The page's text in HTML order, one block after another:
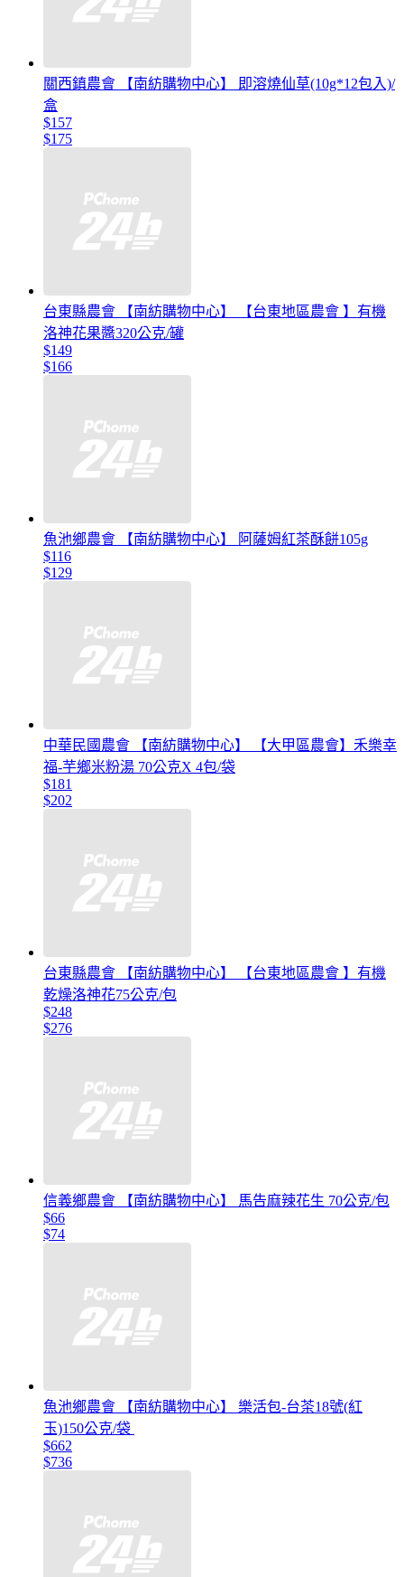
關西鎮農會 【南紡購物中心】 即溶燒仙草(10g*12包入)/
盒
$157
$175
台東縣農會 【南紡購物中心】 【台東地區農會 】有機
洛神花果醬320公克/罐
$149
$166
魚池鄉農會 【南紡購物中心】 阿薩姆紅茶酥餅105g
$116
$129
中華民國農會 【南紡購物中心】 【大甲區農會】禾樂幸
福-芋鄉米粉湯 70公克X 4包/袋
$181
$202
台東縣農會 【南紡購物中心】 【台東地區農會 】有機
乾燥洛神花75公克/包
$248
$276
信義鄉農會 【南紡購物中心】 馬告麻辣花生 70公克/包
$66
$74
魚池鄉農會 【南紡購物中心】 樂活包-台茶18號(紅
玉)150公克/袋
$662
$736